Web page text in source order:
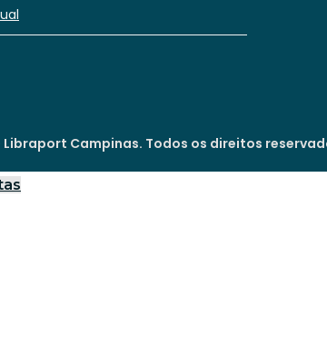
Libraport Campinas. Todos os direitos